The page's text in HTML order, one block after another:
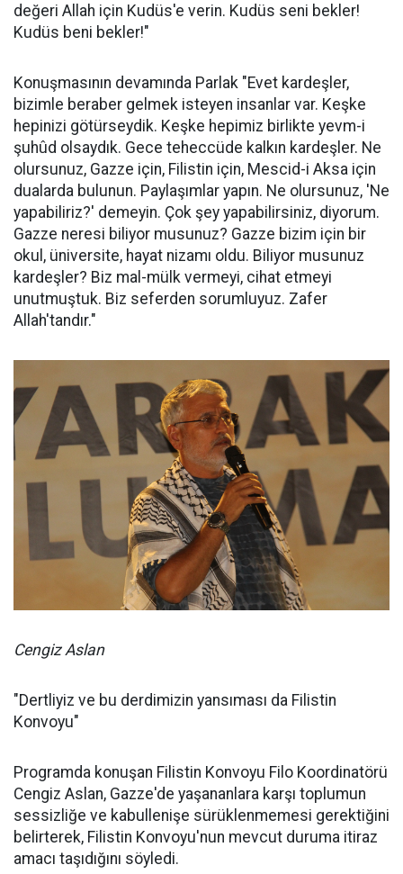
değeri Allah için Kudüs'e verin. Kudüs seni bekler!
Kudüs beni bekler!"
Konuşmasının devamında Parlak "Evet kardeşler,
bizimle beraber gelmek isteyen insanlar var. Keşke
hepinizi götürseydik. Keşke hepimiz birlikte yevm-i
şuhûd olsaydık. Gece teheccüde kalkın kardeşler. Ne
olursunuz, Gazze için, Filistin için, Mescid-i Aksa için
dualarda bulunun. Paylaşımlar yapın. Ne olursunuz, 'Ne
yapabiliriz?' demeyin. Çok şey yapabilirsiniz, diyorum.
Gazze neresi biliyor musunuz? Gazze bizim için bir
okul, üniversite, hayat nizamı oldu. Biliyor musunuz
kardeşler? Biz mal-mülk vermeyi, cihat etmeyi
unutmuştuk. Biz seferden sorumluyuz. Zafer
Allah'tandır."
Cengiz Aslan
"Dertliyiz ve bu derdimizin yansıması da Filistin
Konvoyu"
Programda konuşan Filistin Konvoyu Filo Koordinatörü
Cengiz Aslan, Gazze'de yaşananlara karşı toplumun
sessizliğe ve kabullenişe sürüklenmemesi gerektiğini
belirterek, Filistin Konvoyu'nun mevcut duruma itiraz
amacı taşıdığını söyledi.